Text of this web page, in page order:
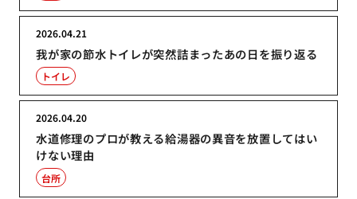
我が家の節水トイレが突然詰まったあの日を振り返る
2026.04.21
トイレ
水道修理のプロが教える給湯器の異音を放置してはい
けない理由
2026.04.20
台所